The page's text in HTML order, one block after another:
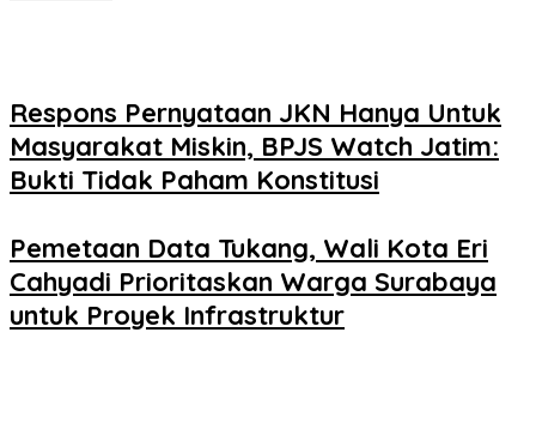
Respons Pernyataan JKN Hanya Untuk
Masyarakat Miskin, BPJS Watch Jatim:
Bukti Tidak Paham Konstitusi
Pemetaan Data Tukang, Wali Kota Eri
Cahyadi Prioritaskan Warga Surabaya
untuk Proyek Infrastruktur